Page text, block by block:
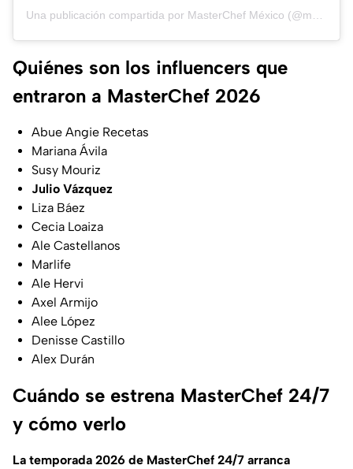
Quiénes son los influencers que
entraron a MasterChef 2026
Abue Angie Recetas
Mariana Ávila
Susy Mouriz
Julio Vázquez
Liza Báez
Cecia Loaiza
Ale Castellanos
Marlife
Ale Hervi
Axel Armijo
Alee López
Denisse Castillo
Alex Durán
Cuándo se estrena MasterChef 24/7
y cómo verlo
La temporada 2026 de MasterChef 24/7 arranca